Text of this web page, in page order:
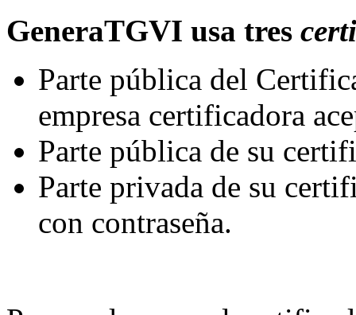
GeneraTGVI usa tres
Parte pública del
empresa certificadora
Parte pública de su
Parte privada de su
con contraseña.